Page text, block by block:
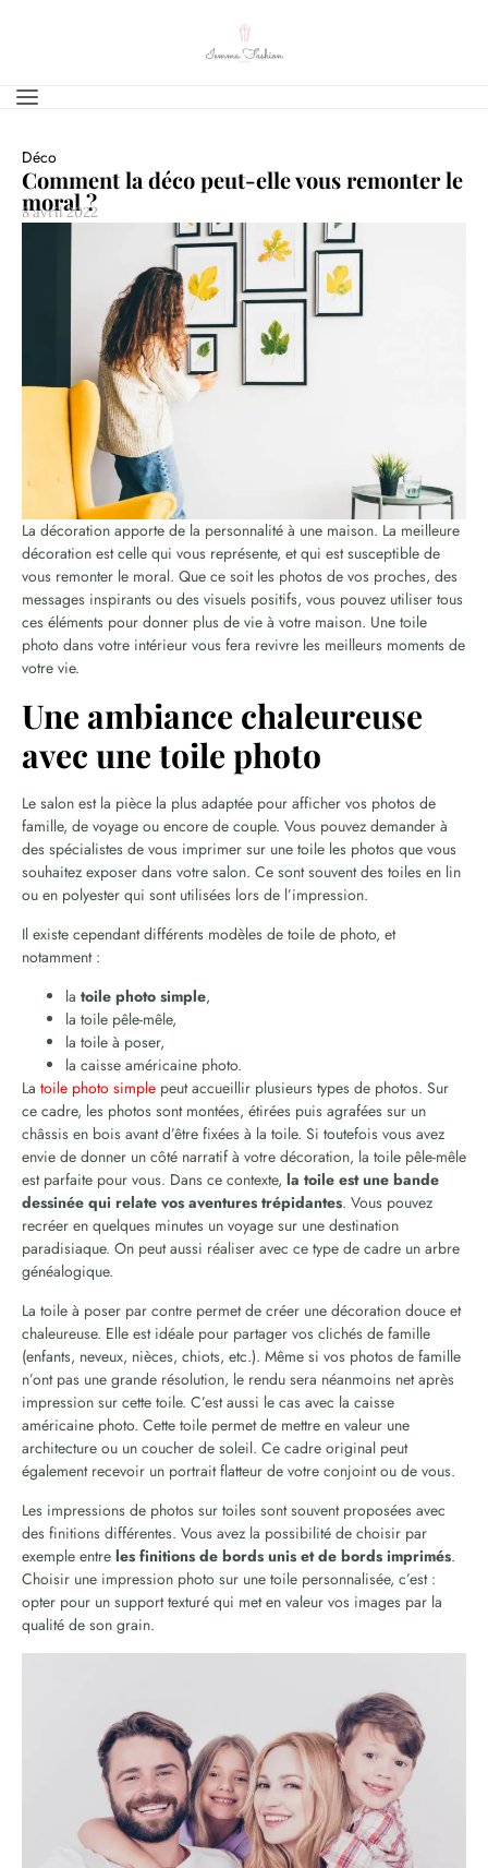
Déco
Comment la déco peut-elle vous remonter le
moral ?
8 avril 2022
La décoration apporte de la personnalité à une maison. La meilleure
décoration est celle qui vous représente, et qui est susceptible de
vous remonter le moral. Que ce soit les photos de vos proches, des
messages inspirants ou des visuels positifs, vous pouvez utiliser tous
ces éléments pour donner plus de vie à votre maison. Une toile
photo dans votre intérieur vous fera revivre les meilleurs moments de
votre vie.
Une ambiance chaleureuse
avec une toile photo
Le salon est la pièce la plus adaptée pour afficher vos photos de
famille, de voyage ou encore de couple. Vous pouvez demander à
des spécialistes de vous imprimer sur une toile les photos que vous
souhaitez exposer dans votre salon. Ce sont souvent des toiles en lin
ou en polyester qui sont utilisées lors de l’impression.
Il existe cependant différents modèles de toile de photo, et
notamment :
la toile photo simple,
la toile pêle-mêle,
la toile à poser,
la caisse américaine photo.
La toile photo simple peut accueillir plusieurs types de photos. Sur
ce cadre, les photos sont montées, étirées puis agrafées sur un
châssis en bois avant d’être fixées à la toile. Si toutefois vous avez
envie de donner un côté narratif à votre décoration, la toile pêle-mêle
est parfaite pour vous. Dans ce contexte, la toile est une bande
dessinée qui relate vos aventures trépidantes. Vous pouvez
recréer en quelques minutes un voyage sur une destination
paradisiaque. On peut aussi réaliser avec ce type de cadre un arbre
généalogique.
La toile à poser par contre permet de créer une décoration douce et
chaleureuse. Elle est idéale pour partager vos clichés de famille
(enfants, neveux, nièces, chiots, etc.). Même si vos photos de famille
n’ont pas une grande résolution, le rendu sera néanmoins net après
impression sur cette toile. C’est aussi le cas avec la caisse
américaine photo. Cette toile permet de mettre en valeur une
architecture ou un coucher de soleil. Ce cadre original peut
également recevoir un portrait flatteur de votre conjoint ou de vous.
Les impressions de photos sur toiles sont souvent proposées avec
des finitions différentes. Vous avez la possibilité de choisir par
exemple entre les finitions de bords unis et de bords imprimés.
Choisir une impression photo sur une toile personnalisée, c’est :
opter pour un support texturé qui met en valeur vos images par la
qualité de son grain.